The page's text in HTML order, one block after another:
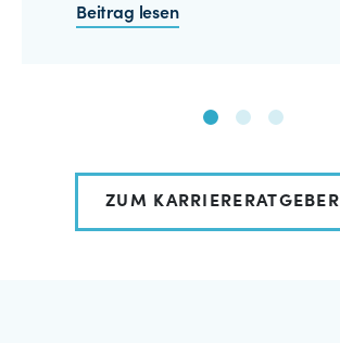
Beitrag lesen
ZUM KARRIERERATGEBER